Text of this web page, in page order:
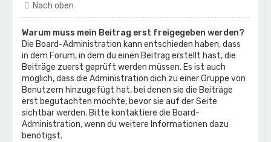
Nach oben
Warum muss mein Beitrag erst freigegeben werden?
Die Board-Administration kann entschieden haben, dass
in dem Forum, in dem du einen Beitrag erstellt hast, die
Beiträge zuerst geprüft werden müssen. Es ist auch
möglich, dass die Administration dich zu einer Gruppe von
Benutzern hinzugefügt hat, bei denen sie die Beiträge
erst begutachten möchte, bevor sie auf der Seite
sichtbar werden. Bitte kontaktiere die Board-
Administration, wenn du weitere Informationen dazu
benötigst.